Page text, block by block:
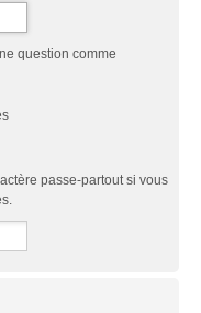
question comme
passe-partout si vous